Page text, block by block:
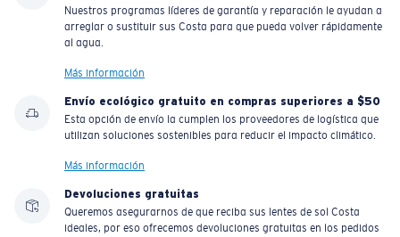
Nuestros programas líderes de garantía y reparación le ayudan a
arreglar o sustituir sus Costa para que pueda volver rápidamente
al agua.
Más información
Envío ecológico gratuito en compras superiores a $50
Esta opción de envío la cumplen los proveedores de logística que
utilizan soluciones sostenibles para reducir el impacto climático.
Más información
Devoluciones gratuitas
Queremos asegurarnos de que reciba sus lentes de sol Costa
ideales, por eso ofrecemos devoluciones gratuitas en los pedidos